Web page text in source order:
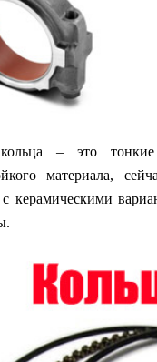
– это
материала,
с керамическими